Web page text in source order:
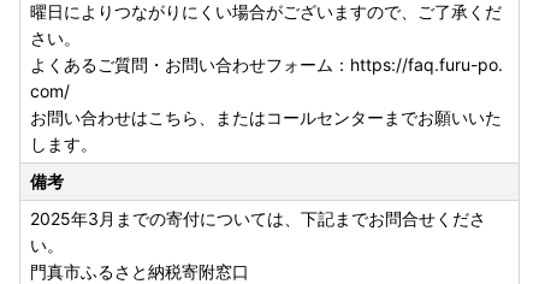
曜日によりつながりにくい場合がございますので、ご了承くだ
さい。
よくあるご質問・お問い合わせフォーム：https://faq.furu-po.
com/
お問い合わせはこちら、またはコールセンターまでお願いいた
します。
備考
2025年3月までの寄付については、下記までお問合せくださ
い。
門真市ふるさと納税寄附窓口